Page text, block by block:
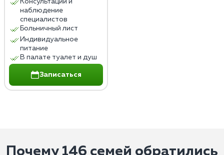
Консультации и
наблюдение
специалистов
Больничный лист
Индивидуальное
питание
В палате туалет и душ
Записаться
Почему 146 семей обратились